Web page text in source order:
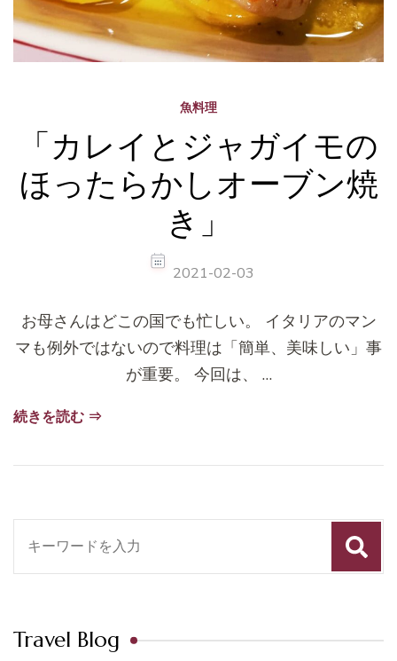
魚料理
「カレイとジャガイモの
ほったらかしオーブン焼
き」
2021-02-03
お母さんはどこの国でも忙しい。 イタリアのマン
マも例外ではないので料理は「簡単、美味しい」事
が重要。 今回は、 …
続きを読む ⇒
Travel Blog